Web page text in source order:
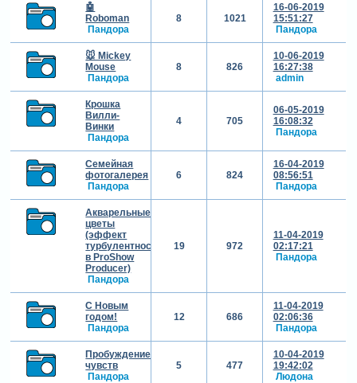
🤖
Roboman
Пандора
8 1021
16-06-2019
15:51:27
Пандора
🐭 Mickey
Mouse
Пандора
8 826
10-06-2019
16:27:38
admin
Крошка
Вилли-
Винки
Пандора
4 705
06-05-2019
16:08:32
Пандора
Семейная
фотогалерея
Пандора
6 824
16-04-2019
08:56:51
Пандора
Акварельные
цветы
(эффект
турбулентности
в ProShow
Producer)
Пандора
19 972
11-04-2019
02:17:21
Пандора
С Новым
годом!
Пандора
12 686
11-04-2019
02:06:36
Пандора
Пробуждение
чувств
Пандора
5 477
10-04-2019
19:42:02
Людона